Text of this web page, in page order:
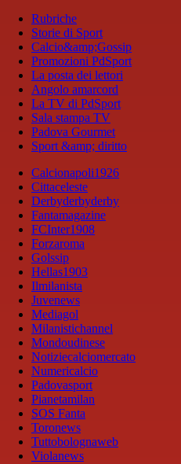
Rubriche
Storie di Sport
Calcio&amp;Gossip
Promozioni PdSport
La posta dei lettori
Angolo amarcord
La TV di PdSport
Sala stampa TV
Padova Gourmet
Sport &amp; diritto
Calcionapoli1926
Cittaceleste
Derbyderbyderby
Fantamagazine
FCInter1908
Forzaroma
Golssip
Hellas1903
Ilmilanista
Juvenews
Mediagol
Milanistichannel
Mondoudinese
Notiziecalciomercato
Numericalcio
Padovasport
Pianetamilan
SOS Fanta
Toronews
Tuttobolognaweb
Violanews